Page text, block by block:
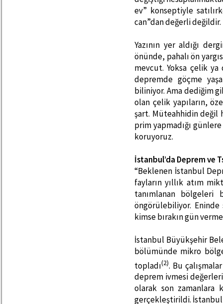
ev” konseptiyle
can”dan değerli değildir.
Yazının yer aldığı
önünde, pahalı ön
mevcut. Yoksa çelik ya
depremde göçme
biliniyor. Ama dediğim
olan çelik yapıların,
şart. Müteahhidin değil
prim yapmadığı
koruyoruz.
İstanbul’da Deprem ve
“Beklenen İstanbul
fayların yıllık atım
tanımlanan
öngörülebiliyor. Eninde
kimse bırakın gün
İstanbul Büyükşehir
bölümünde mikro
topladı(2). Bu
deprem ivmesi
olarak son zamanlara
gerçekleştirildi.